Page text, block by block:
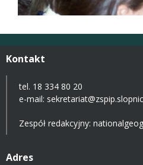
Kontakt
tel. 18 334 80 20
e-mail:
Zespół redakcyjny:
Adres